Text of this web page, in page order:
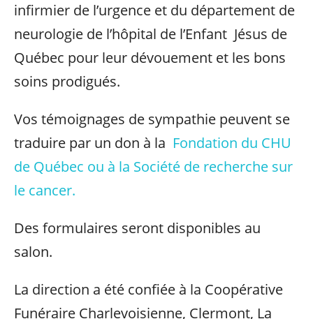
infirmier de l’urgence et du département de
neurologie de l’hôpital de l’Enfant Jésus de
Québec pour leur dévouement et les bons
soins prodigués.
Vos témoignages de sympathie peuvent se
traduire par un don à la Fondation du CHU
de Québec ou à la Société de recherche sur
le cancer.
Des formulaires seront disponibles au
salon.
La direction a été confiée à la Coopérative
Funéraire Charlevoisienne, Clermont, La